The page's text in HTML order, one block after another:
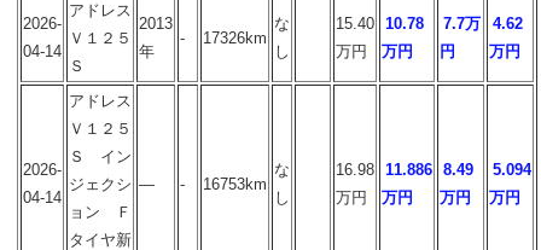
2026-
04-14
アドレス
Ｖ１２５
Ｓ
2013
年
- 17326km
な
し
15.40
万円
10.78
万円
7.7万
円
4.62
万円
2026-
04-14
アドレス
Ｖ１２５
Ｓ イン
ジェクシ
ョン Ｆ
タイヤ新
― - 16753km
な
し
16.98
万円
11.886
万円
8.49
万円
5.094
万円